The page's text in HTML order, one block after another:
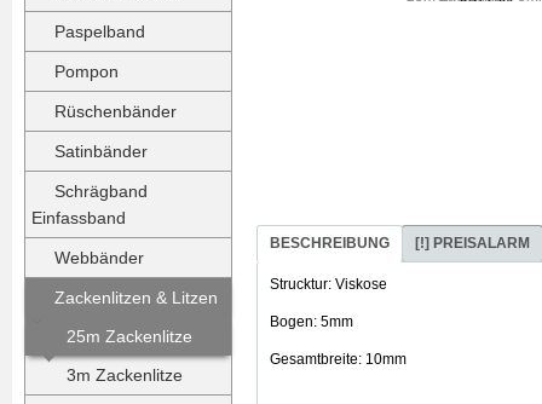
Paspelband
Pompon
Rüschenbänder
Satinbänder
Schrägband
Einfassband
Webbänder
Zackenlitzen & Litzen
25m Zackenlitze
3m Zackenlitze
BESCHREIBUNG [!] PREISALARM
Strucktur: Viskose
Bogen: 5mm
Gesamtbreite: 10mm